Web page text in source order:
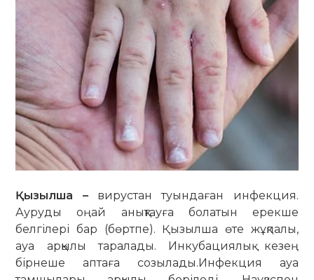
Қызылша –вирустан туындаған инфекция.
Ауруды оңай анықтауға болатын ерекше
белгілері бар (бөртпе). Қызылша өте жұқпалы,
ауа арқылы таралады. Инкубациялық кезең
бірнеше аптаға созылады.Инфекция ауа